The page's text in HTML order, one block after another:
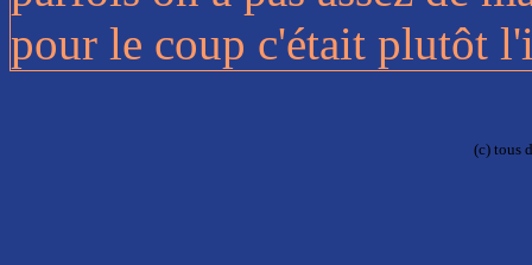
pour le coup c'était plutôt
(c) tous